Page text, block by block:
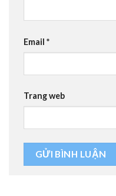
Email *
Trang web